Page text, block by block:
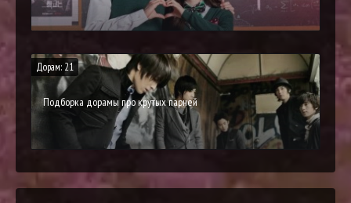
Дорам: 21
Подборка дорамы про крутых парней